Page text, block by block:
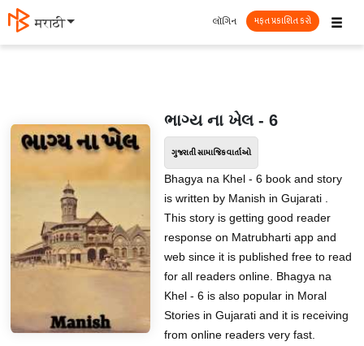
मराठी ☰
લૉગિન મફત પ્રકાશિત કરો
ભાગ્ય ના ખેલ - 6
ગુજરાતી સામાજિક વાર્તાઓ
Bhagya na Khel - 6 book and story
is written by Manish in Gujarati .
This story is getting good reader
response on Matrubharti app and
web since it is published free to read
for all readers online. Bhagya na
Khel - 6 is also popular in Moral
Stories in Gujarati and it is receiving
from online readers very fast.